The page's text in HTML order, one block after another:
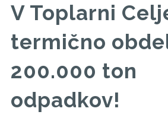
V Toplarni
termično
200.000 ton
odpadkov!